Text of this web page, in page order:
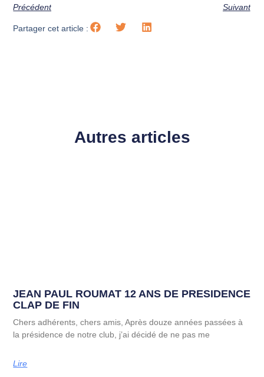
Précédent Suivant
Partager cet article :
Autres articles
JEAN PAUL ROUMAT 12 ANS DE PRESIDENCE
CLAP DE FIN
Chers adhérents, chers amis, Après douze années passées à
la présidence de notre club, j’ai décidé de ne pas me
Lire